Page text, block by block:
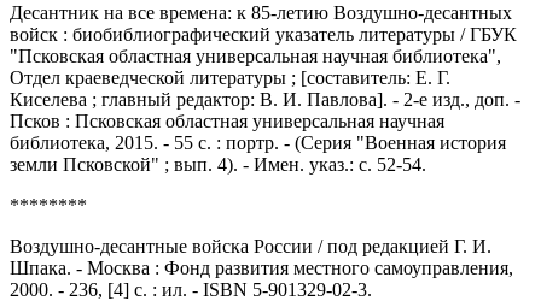
Десантник на все времена: к 85-летию Воздушно-десантных
войск : биобиблиографический указатель литературы / ГБУК
"Псковская областная универсальная научная библиотека",
Отдел краеведческой литературы ; [составитель: Е. Г.
Киселева ; главный редактор: В. И. Павлова]. - 2-е изд., доп. -
Псков : Псковская областная универсальная научная
библиотека, 2015. - 55 с. : портр. - (Серия "Военная история
земли Псковской" ; вып. 4). - Имен. указ.: с. 52-54.
********
Воздушно-десантные войска России / под редакцией Г. И.
Шпака. - Москва : Фонд развития местного самоуправления,
2000. - 236, [4] с. : ил. - ISBN 5-901329-02-3.